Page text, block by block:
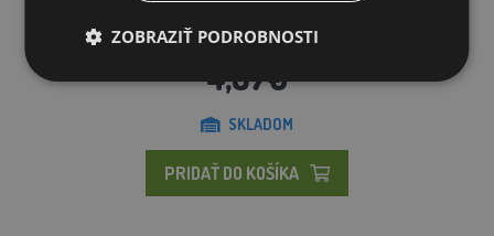
4,87€
SKLADOM
PRIDAŤ DO KOŠÍKA
ZOBRAZIŤ PODROBNOSTI